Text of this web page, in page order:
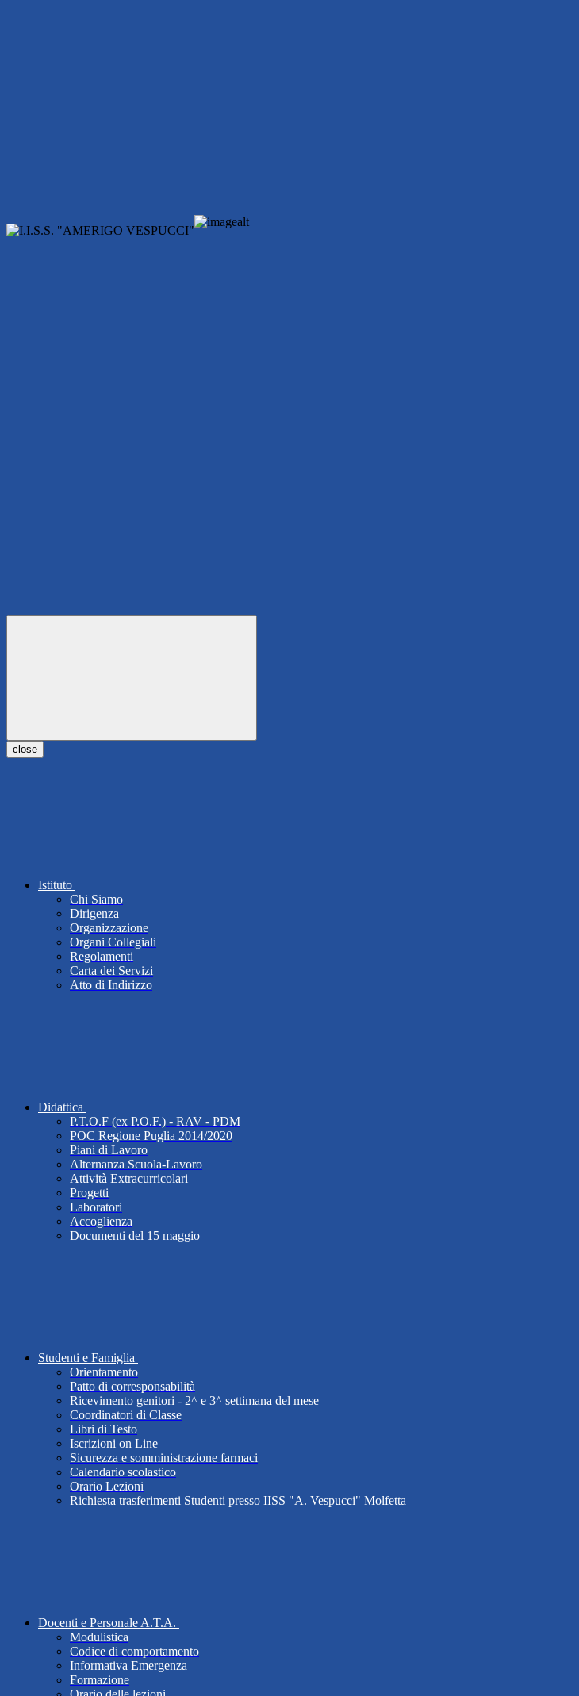
close
Istituto
Chi Siamo
Dirigenza
Organizzazione
Organi Collegiali
Regolamenti
Carta dei Servizi
Atto di Indirizzo
Didattica
P.T.O.F (ex P.O.F.) - RAV - PDM
POC Regione Puglia 2014/2020
Piani di Lavoro
Alternanza Scuola-Lavoro
Attività Extracurricolari
Progetti
Laboratori
Accoglienza
Documenti del 15 maggio
Studenti e Famiglia
Orientamento
Patto di corresponsabilità
Ricevimento genitori - 2^ e 3^ settimana del mese
Coordinatori di Classe
Libri di Testo
Iscrizioni on Line
Sicurezza e somministrazione farmaci
Calendario scolastico
Orario Lezioni
Richiesta trasferimenti Studenti presso IISS "A. Vespucci" Molfetta
Docenti e Personale A.T.A.
Modulistica
Codice di comportamento
Informativa Emergenza
Formazione